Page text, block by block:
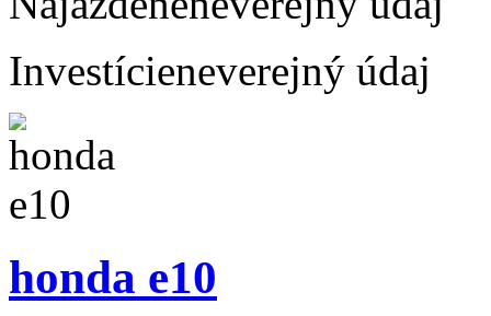
Investícieneverejný údaj
honda e10